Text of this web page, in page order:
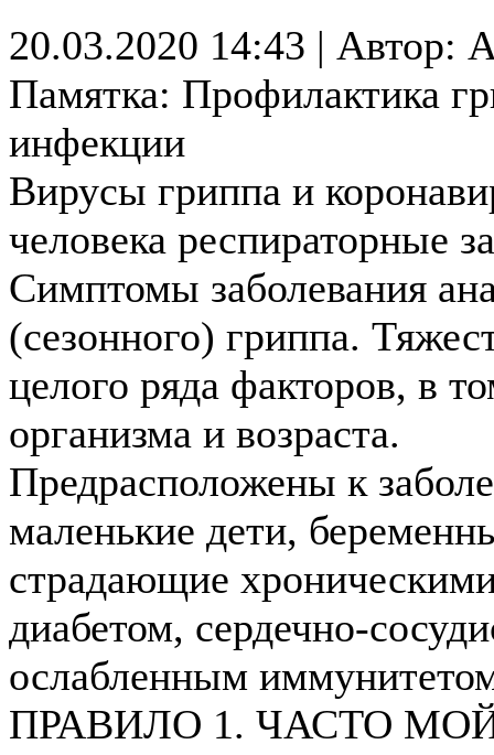
20.03.2020 14:43 | Автор:
Памятка: Профилактика
инфекции
Вирусы гриппа и
человека респираторные
Симптомы заболевания
(сезонного) гриппа.
целого ряда факторов, в
организма и возраста.
Предрасположены к
маленькие дети,
страдающие
диабетом, сердечно-
ослабленным
ПРАВИЛО 1. ЧАСТО